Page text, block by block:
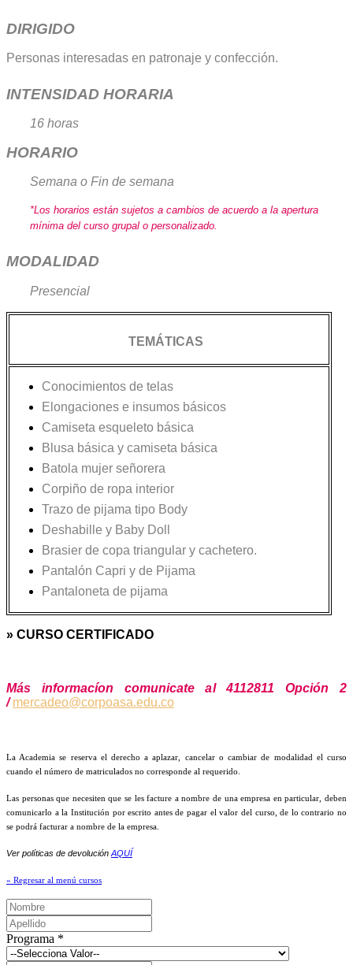
DIRIGIDO
Personas interesadas en patronaje y confección.
INTENSIDAD HORARIA
16 horas
HORARIO
Semana o Fin de semana
*Los horarios están sujetos a cambios de acuerdo a la apertura
mínima del curso grupal o personalizado.
MODALIDAD
Presencial
TEMÁTICAS
Conocimientos de telas
Elongaciones e insumos básicos
Camiseta esqueleto básica
Blusa básica y camiseta básica
Batola mujer señorera
Corpiño de ropa interior
Trazo de pijama tipo Body
Deshabille y Baby Doll
Brasier de copa triangular y cachetero.
Pantalón Capri y de Pijama
Pantaloneta de pijama
» CURSO CERTIFICADO
Más informacíon comunicate al 4112811 Opción 2
/mercadeo@corpoasa.edu.co
La Academia se reserva el derecho a aplazar, cancelar o cambiar de modalidad el curso
cuando el número de matriculados no corresponde al requerido.
Las personas que necesiten que se les facture a nombre de una empresa en particular, deben
comunicarlo a la Institución por escrito antes de pagar el valor del curso, de lo contrario no
se podrá facturar a nombre de la empresa.
Ver políticas de devolución AQUÍ
» Regresar al menú cursos
Programa *